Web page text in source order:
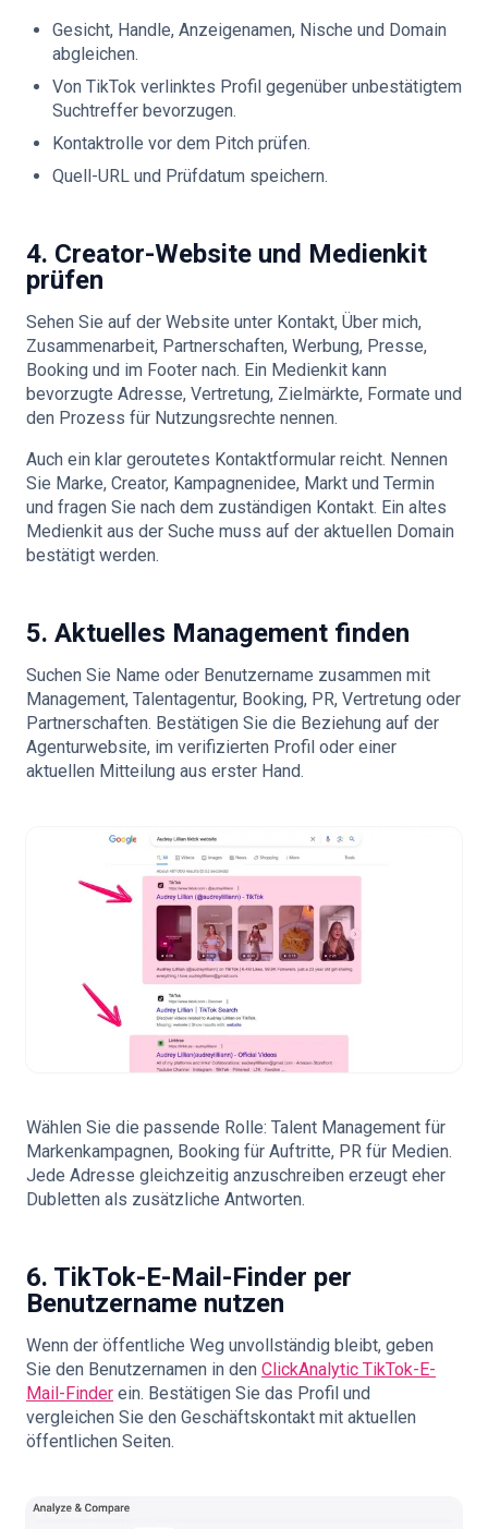
Gesicht, Handle, Anzeigenamen, Nische und Domain
abgleichen.
Von TikTok verlinktes Profil gegenüber unbestätigtem
Suchtreffer bevorzugen.
Kontaktrolle vor dem Pitch prüfen.
Quell-URL und Prüfdatum speichern.
4. Creator-Website und Medienkit
prüfen
Sehen Sie auf der Website unter Kontakt, Über mich,
Zusammenarbeit, Partnerschaften, Werbung, Presse,
Booking und im Footer nach. Ein Medienkit kann
bevorzugte Adresse, Vertretung, Zielmärkte, Formate und
den Prozess für Nutzungsrechte nennen.
Auch ein klar geroutetes Kontaktformular reicht. Nennen
Sie Marke, Creator, Kampagnenidee, Markt und Termin
und fragen Sie nach dem zuständigen Kontakt. Ein altes
Medienkit aus der Suche muss auf der aktuellen Domain
bestätigt werden.
5. Aktuelles Management finden
Suchen Sie Name oder Benutzername zusammen mit
Management, Talentagentur, Booking, PR, Vertretung oder
Partnerschaften. Bestätigen Sie die Beziehung auf der
Agenturwebsite, im verifizierten Profil oder einer
aktuellen Mitteilung aus erster Hand.
Wählen Sie die passende Rolle: Talent Management für
Markenkampagnen, Booking für Auftritte, PR für Medien.
Jede Adresse gleichzeitig anzuschreiben erzeugt eher
Dubletten als zusätzliche Antworten.
6. TikTok-E-Mail-Finder per
Benutzername nutzen
Wenn der öffentliche Weg unvollständig bleibt, geben
Sie den Benutzernamen in den ClickAnalytic TikTok-E-
Mail-Finder ein. Bestätigen Sie das Profil und
vergleichen Sie den Geschäftskontakt mit aktuellen
öffentlichen Seiten.